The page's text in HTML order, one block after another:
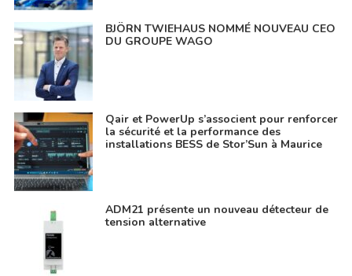
BJÖRN TWIEHAUS NOMMÉ NOUVEAU CEO
DU GROUPE WAGO
Qair et PowerUp s’associent pour renforcer
la sécurité et la performance des
installations BESS de Stor’Sun à Maurice
ADM21 présente un nouveau détecteur de
tension alternative